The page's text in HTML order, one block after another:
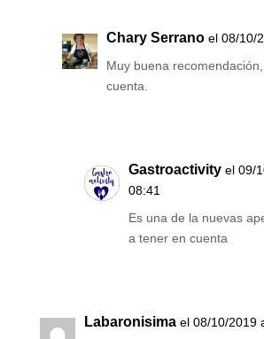
Chary Serrano el 08/10/
Muy buena
cuenta.
Gastroactivity el 09/
08:41
Es una de la nuevas
a tener en cuenta
Labaronisima el 08/10/2019